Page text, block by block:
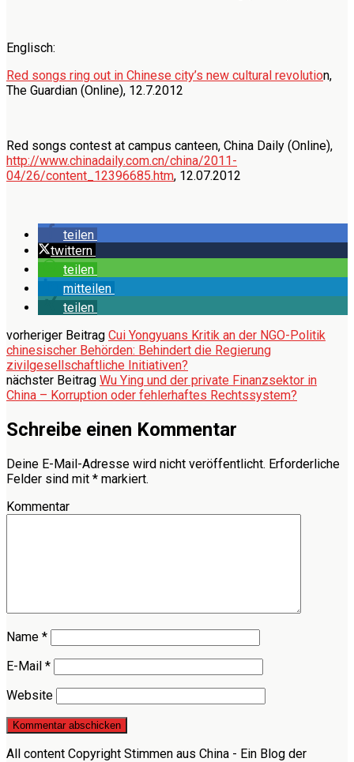
Englisch:
Red songs ring out in Chinese city’s new cultural revolution,
The Guardian (Online), 12.7.2012
Red songs contest at campus canteen, China Daily (Online),
http://www.chinadaily.com.cn/china/2011-
04/26/content_12396685.htm, 12.07.2012
teilen
twittern
teilen
mitteilen
teilen
vorheriger Beitrag Cui Yongyuans Kritik an der NGO-Politik
chinesischer Behörden: Behindert die Regierung
zivilgesellschaftliche Initiativen?
nächster Beitrag Wu Ying und der private Finanzsektor in
China – Korruption oder fehlerhaftes Rechtssystem?
Schreibe einen Kommentar
Deine E-Mail-Adresse wird nicht veröffentlicht. Erforderliche
Felder sind mit * markiert.
Kommentar
Name *
E-Mail *
Website
All content Copyright Stimmen aus China - Ein Blog der